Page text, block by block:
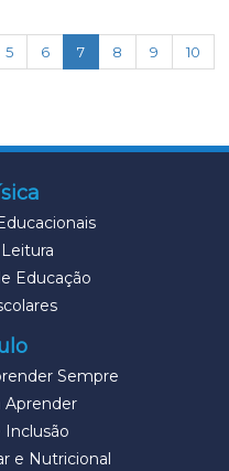
5 6 7(current)
8 9
10
Educação
Sempre
Aprender
Inclusão
e Nutricional